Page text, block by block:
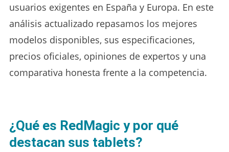
usuarios exigentes en España y Europa. En este
análisis actualizado repasamos los mejores
modelos disponibles, sus especificaciones,
precios oficiales, opiniones de expertos y una
comparativa honesta frente a la competencia.
¿Qué es RedMagic y por qué
destacan sus tablets?